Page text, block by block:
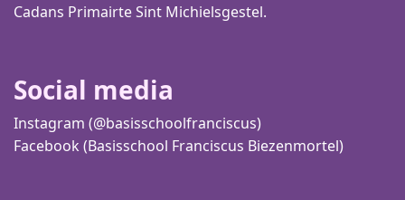
Cadans Primairte Sint Michielsgestel.
Social media
Instagram (@basisschoolfranciscus)
Facebook (Basisschool Franciscus Biezenmortel)